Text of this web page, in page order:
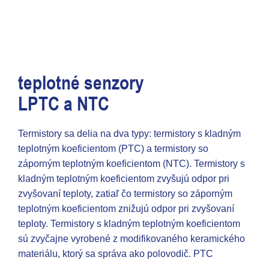
teplotné senzory
LPTC a NTC
Termistory sa delia na dva typy: termistory s kladným
teplotným koeficientom (PTC) a termistory so
záporným teplotným koeficientom (NTC). Termistory s
kladným teplotným koeficientom zvyšujú odpor pri
zvyšovaní teploty, zatiaľ čo termistory so záporným
teplotným koeficientom znižujú odpor pri zvyšovaní
teploty. Termistory s kladným teplotným koeficientom
sú zvyčajne vyrobené z modifikovaného keramického
materiálu, ktorý sa správa ako polovodič. PTC